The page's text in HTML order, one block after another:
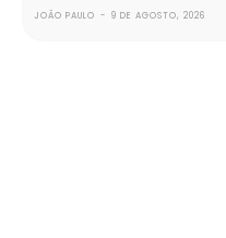
JOÃO PAULO - 9 DE AGOSTO, 2026